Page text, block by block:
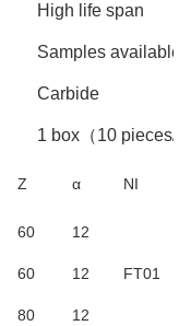
High life span
Samples available
Carbide
1 box（10 pieces/
Z α NI
60 12
60 12 FT01
80 12